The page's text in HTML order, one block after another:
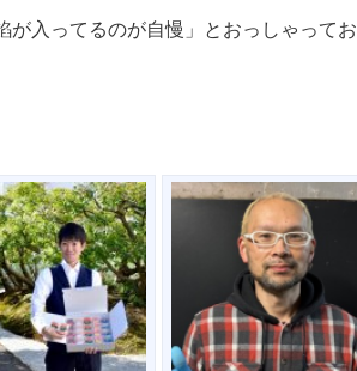
が入ってるのが自慢」とおっしゃってお